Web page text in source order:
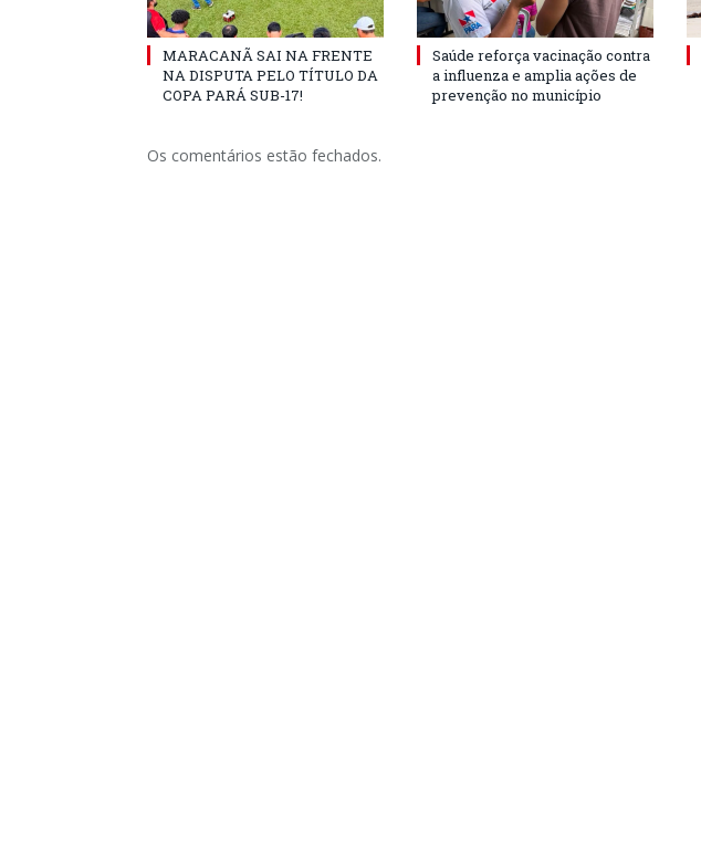
MARACANÃ SAI NA FRENTE
NA DISPUTA PELO TÍTULO DA
COPA PARÁ SUB-17!
Saúde reforça vacinação contra
a influenza e amplia ações de
prevenção no município
Os comentários estão fechados.